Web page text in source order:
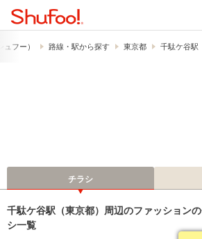
フー） 路線・駅から探す 東京都 千駄ケ谷駅
チラシ
千駄ケ谷駅（東京都）周辺のファッション
シ一覧